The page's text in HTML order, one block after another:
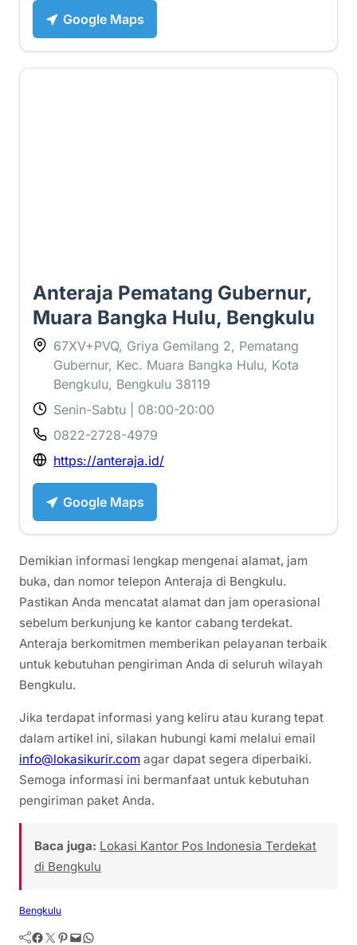
Google Maps
Anteraja Pematang Gubernur,
Muara Bangka Hulu, Bengkulu
67XV+PVQ, Griya Gemilang 2, Pematang
Gubernur, Kec. Muara Bangka Hulu, Kota
Bengkulu, Bengkulu 38119
Senin-Sabtu | 08:00-20:00
0822-2728-4979
https://anteraja.id/
Google Maps
Demikian informasi lengkap mengenai alamat, jam
buka, dan nomor telepon Anteraja di Bengkulu.
Pastikan Anda mencatat alamat dan jam operasional
sebelum berkunjung ke kantor cabang terdekat.
Anteraja berkomitmen memberikan pelayanan terbaik
untuk kebutuhan pengiriman Anda di seluruh wilayah
Bengkulu.
Jika terdapat informasi yang keliru atau kurang tepat
dalam artikel ini, silakan hubungi kami melalui email
info@lokasikurir.com agar dapat segera diperbaiki.
Semoga informasi ini bermanfaat untuk kebutuhan
pengiriman paket Anda.
Baca juga: Lokasi Kantor Pos Indonesia Terdekat
di Bengkulu
Bengkulu